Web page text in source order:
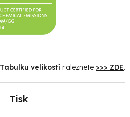
Tabulku velikostí naleznete >>> ZDE.
Tisk